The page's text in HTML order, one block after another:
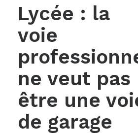
Lycée : la
voie
ne veut pas
être une
de garage